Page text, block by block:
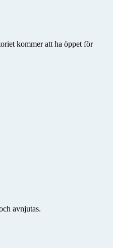
kommer att ha öppet för
avnjutas.